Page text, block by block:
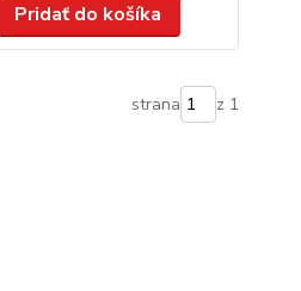
Pridať do košíka
strana z 1